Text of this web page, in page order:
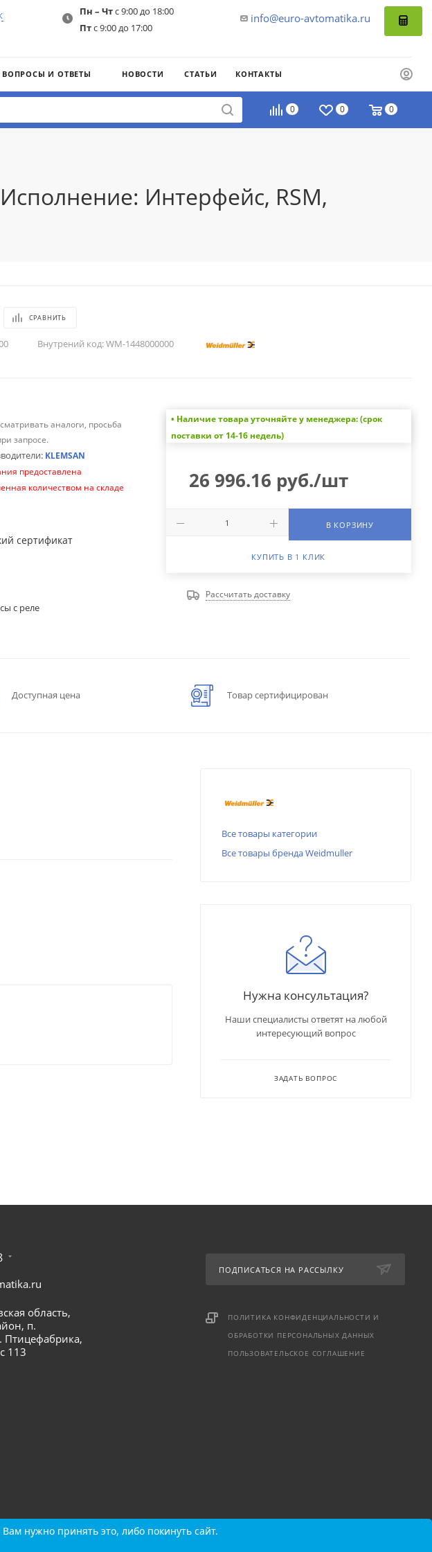
info@euro-avtomatika.ru
Пн – Чтс 9:00 до 18:00
Птс 9:00 до 17:00
ВОПРОСЫ И ОТВЕТЫ НОВОСТИ СТАТЬИ КОНТАКТЫ
0 0 0
Интерфейс, RSM,
СРАВНИТЬ
Внутрений код:WM-1448000000
аналоги, просьба
запросе.
KLEMSAN
предоставлена
количеством на складе
сертификат
с реле
• Наличие товара уточняйте у менеджера: (срок
поставки от 14-16 недель)
26 996.16 руб./шт
В КОРЗИНУ
КУПИТЬ В 1 КЛИК
Рассчитать доставку
Доступная цена Товар сертифицирован
Все товары категории
Все товары бренда Weidmuller
Нужна консультация?
Наши специалисты ответят на любой
интересующий вопрос
ЗАДАТЬ ВОПРОС
область,
п.
113
ПОДПИСАТЬСЯ НА РАССЫЛКУ
ПОЛИТИКА КОНФИДЕНЦИАЛЬНОСТИ И
ОБРАБОТКИ ПЕРСОНАЛЬНЫХ ДАННЫХ
ПОЛЬЗОВАТЕЛЬСКОЕ СОГЛАШЕНИЕ
нужно принять это, либо покинуть сайт.